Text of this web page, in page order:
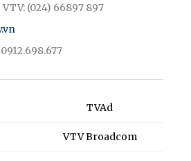
(024) 66897 897
TVAd
VTV Broadcom